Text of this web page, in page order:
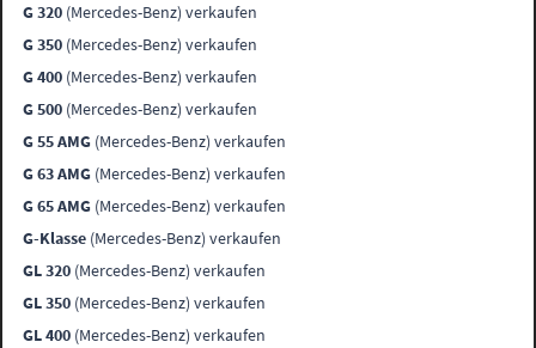
G 320 (Mercedes-Benz) verkaufen
G 350 (Mercedes-Benz) verkaufen
G 400 (Mercedes-Benz) verkaufen
G 500 (Mercedes-Benz) verkaufen
G 55 AMG (Mercedes-Benz) verkaufen
G 63 AMG (Mercedes-Benz) verkaufen
G 65 AMG (Mercedes-Benz) verkaufen
G-Klasse (Mercedes-Benz) verkaufen
GL 320 (Mercedes-Benz) verkaufen
GL 350 (Mercedes-Benz) verkaufen
GL 400 (Mercedes-Benz) verkaufen